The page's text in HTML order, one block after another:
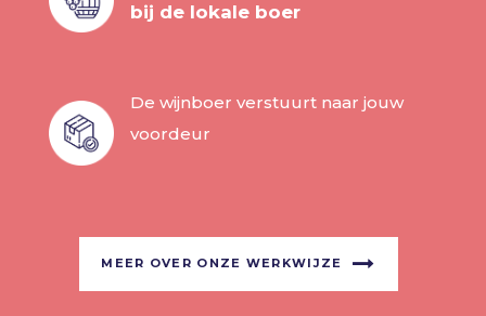
bij de lokale boer
De wijnboer verstuurt naar jouw
voordeur
MEER OVER ONZE WERKWIJZE